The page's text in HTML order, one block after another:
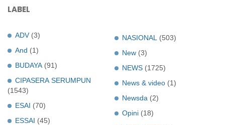
LABEL
ADV (3)
And (1)
BUDAYA (91)
CIPASERA SERUMPUN
(1543)
ESAI (70)
ESSAI (45)
NASIONAL (503)
New (3)
NEWS (1725)
News & video (1)
Newsda (2)
Opini (18)